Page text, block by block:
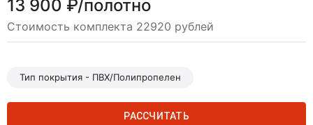
13 900 ₽/полотно
Стоимость комплекта 22920 рублей
Тип покрытия - ПВХ/Полипропелен
РАССЧИТАТЬ